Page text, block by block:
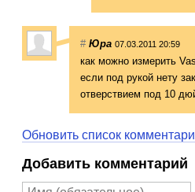
# Юра 07.03.2011 20:59
как можно измерить
если под рукой нету
отверствием под 10
Обновить список
Добавить комментарий